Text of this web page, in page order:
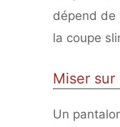
dépend de
la coupe
Miser
Un